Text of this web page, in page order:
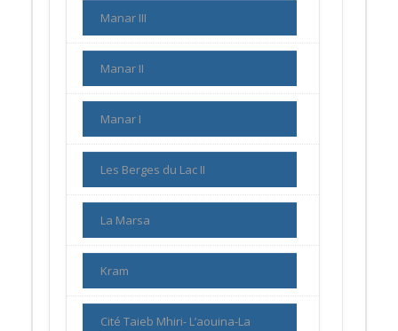
Manar III
Manar II
Manar I
Les Berges du Lac II
La Marsa
Kram
Cité Taieb Mhiri- L’aouina-La